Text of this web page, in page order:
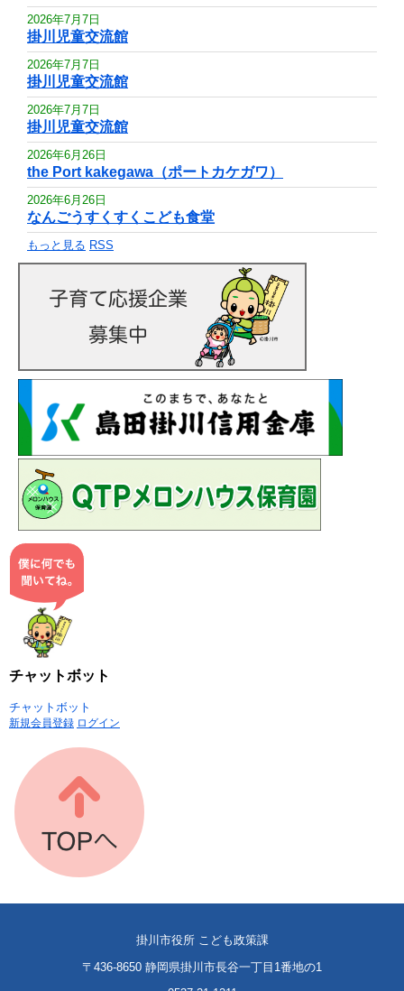
2026年7月7日
掛川児童交流館
2026年7月7日
掛川児童交流館
2026年7月7日
掛川児童交流館
2026年6月26日
the Port kakegawa（ポートカケガワ）
2026年6月26日
なんごうすくすくこども食堂
もっと見る RSS
チャットボット
チャットボット
新規会員登録 ログイン
掛川市役所 こども政策課
〒436-8650 静岡県掛川市長谷一丁目1番地の1